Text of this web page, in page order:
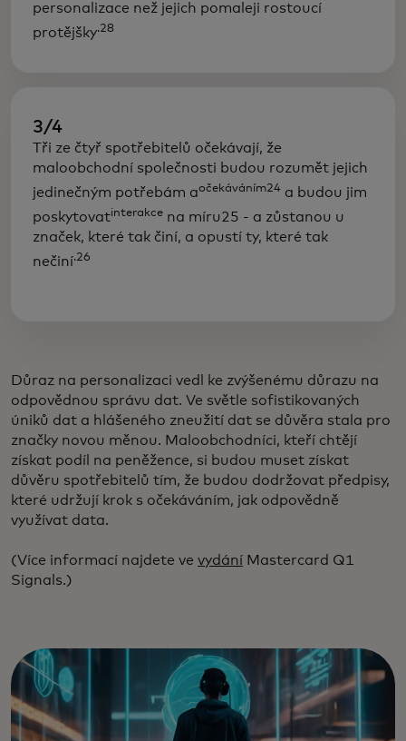
personalizace než jejich pomaleji rostoucí
protějšky.28
3/4
Tři ze čtyř spotřebitelů očekávají, že
maloobchodní společnosti budou rozumět jejich
jedinečným potřebám aočekáváním24 a budou jim
poskytovatinterakce na míru25 - a zůstanou u
značek, které tak činí, a opustí ty, které tak
nečiní.26
Důraz na personalizaci vedl ke zvýšenému důrazu na
odpovědnou správu dat. Ve světle sofistikovaných
úniků dat a hlášeného zneužití dat se důvěra stala pro
značky novou měnou. Maloobchodníci, kteří chtějí
získat podíl na peněžence, si budou muset získat
důvěru spotřebitelů tím, že budou dodržovat předpisy,
které udržují krok s očekáváním, jak odpovědně
využívat data.
(Více informací najdete ve vydání Mastercard Q1
Signals.)